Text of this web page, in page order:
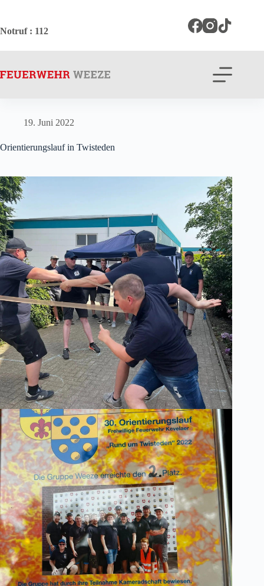
springen
Notruf: 112
19. Juni 2022
Orientierungslauf in Twisteden